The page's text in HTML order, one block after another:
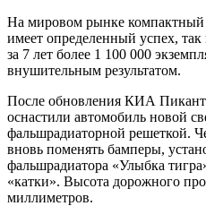
На мировом рынке компактный
имеет определенный успех,
за 7 лет более 1 100 000
внушительным результатом.
После обновления КИА
оснастили автомобиль новой
фальшрадиаторной решеткой.
вновь поменять бамперы,
фальшрадиатора «Улыбка
«катки». Высота дорожного
миллиметров.